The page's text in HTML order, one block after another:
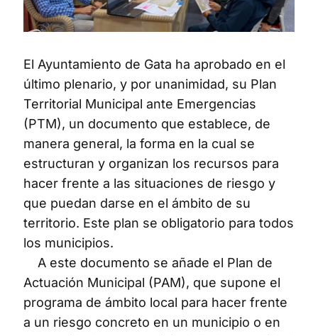
El Ayuntamiento de Gata ha aprobado en el
último plenario, y por unanimidad, su Plan
Territorial Municipal ante Emergencias
(PTM), un documento que establece, de
manera general, la forma en la cual se
estructuran y organizan los recursos para
hacer frente a las situaciones de riesgo y
que puedan darse en el ámbito de su
territorio. Este plan se obligatorio para todos
los municipios.
A este documento se añade el Plan de
Actuación Municipal (PAM), que supone el
programa de ámbito local para hacer frente
a un riesgo concreto en un municipio o en